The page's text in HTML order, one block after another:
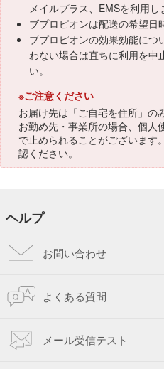
メイルプラス、EMSを利用し
ブプロピオンは配送の希望日
ブプロピオンの効果効能につ
わない場合は直ちに利用を中
い。
※ご注意ください
お届け先は「ご自宅を住所」の
お勤め先・事業所の場合、個人
で止められることがございます
認ください。
ヘルプ
お問い合わせ
よくある質問
メール受信テスト